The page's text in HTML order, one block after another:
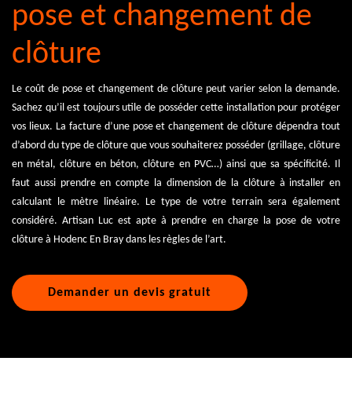
pose et changement de
clôture
Le coût de pose et changement de clôture peut varier selon la demande.
Sachez qu’il est toujours utile de posséder cette installation pour protéger
vos lieux. La facture d’une pose et changement de clôture dépendra tout
d’abord du type de clôture que vous souhaiterez posséder (grillage, clôture
en métal, clôture en béton, clôture en PVC…) ainsi que sa spécificité. Il
faut aussi prendre en compte la dimension de la clôture à installer en
calculant le mètre linéaire. Le type de votre terrain sera également
considéré. Artisan Luc est apte à prendre en charge la pose de votre
clôture à Hodenc En Bray dans les règles de l’art.
Demander un devis gratuit